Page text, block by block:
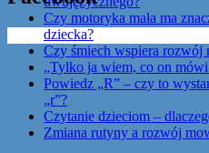
Czy motoryka mała ma
dziecka?
Czy śmiech wspiera rozwój
„Tylko ja wiem, co on
Powiedz „R” – czy to
„r”?
Czytanie dzieciom –
Zmiana rutyny a rozwój
Get the Facebook Likebox Slider